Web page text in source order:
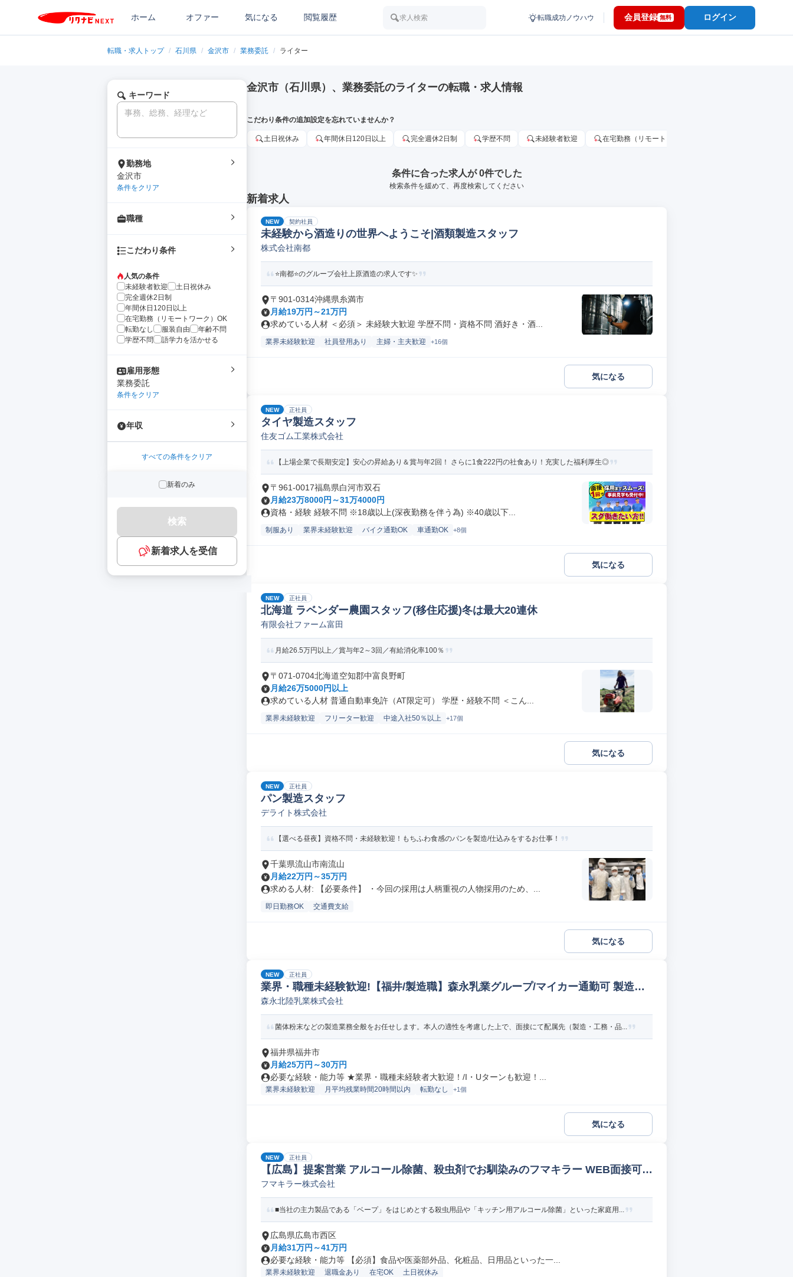
ホーム オファー 気になる 閲覧履歴 求人検索 転職成功ノウハウ 会員登録 無料 ログイン
転職・求人トップ / 石川県 / 金沢市 / 業務委託 / ライター
キーワード
勤務地
金沢市
条件をクリア
職種
こだわり条件
人気の条件
未経験者歓迎
土日祝休み
完全週休2日制
年間休日120日以上
在宅勤務（リモートワーク）OK
転勤なし
服装自由
年齢不問
学歴不問
語学力を活かせる
雇用形態
業務委託
条件をクリア
年収
すべての条件をクリア
新着のみ
検索
新着求人を受信
金沢市（石川県）、業務委託のライターの転職・求人情報
こだわり条件の追加設定を忘れていませんか？
土日祝休み 年間休日120日以上 完全週休2日制 学歴不問 未経験者歓迎 在宅勤務（リモートワーク）OK
条件に合った求人が 0件でした
検索条件を緩めて、再度検索してください
新着求人
NEW 契約社員
未経験から酒造りの世界へようこそ|酒類製造スタッフ
株式会社南都
⭐️南都⭐️のグループ会社上原酒造の求人です✨
〒901-0314沖縄県糸満市
月給19万円～21万円
求めている人材 ＜必須＞ 未経験大歓迎 学歴不問・資格不問 酒好き・酒...
業界未経験歓迎 社員登用あり 主婦・主夫歓迎 +16個
気になる
NEW 正社員
タイヤ製造スタッフ
住友ゴム工業株式会社
【上場企業で長期安定】安心の昇給あり＆賞与年2回！ さらに1食222円の社食あり！充実した福利厚生◎
〒961-0017福島県白河市双石
月給23万8000円～31万4000円
資格・経験 経験不問 ※18歳以上(深夜勤務を伴う為) ※40歳以下...
制服あり 業界未経験歓迎 バイク通勤OK 車通勤OK +8個
気になる
NEW 正社員
北海道 ラベンダー農園スタッフ(移住応援)冬は最大20連休
有限会社ファーム富田
月給26.5万円以上／賞与年2～3回／有給消化率100％
〒071-0704北海道空知郡中富良野町
月給26万5000円以上
求めている人材 普通自動車免許（AT限定可） 学歴・経験不問 ＜こん...
業界未経験歓迎 フリーター歓迎 中途入社50％以上 +17個
気になる
NEW 正社員
パン製造スタッフ
デライト株式会社
【選べる昼夜】資格不問・未経験歓迎！もちふわ食感のパンを製造/仕込みをするお仕事！
千葉県流山市南流山
月給22万円～35万円
求める人材: 【必要条件】 ・今回の採用は人柄重視の人物採用のため、...
即日勤務OK 交通費支給
気になる
NEW 正社員
業界・職種未経験歓迎!【福井/製造職】森永乳業グループ/マイカー通勤可 製造オ
ペレーター/ラインマネージャー(食品/飲料/たばこ)
森永北陸乳業株式会社
菌体粉末などの製造業務全般をお任せします。本人の適性を考慮した上で、面接にて配属先（製造・工務・品...
福井県福井市
月給25万円～30万円
必要な経験・能力等 ★業界・職種未経験者大歓迎！/I・Uターンも歓迎！...
業界未経験歓迎 月平均残業時間20時間以内 転勤なし +1個
気になる
NEW 正社員
【広島】提案営業 アルコール除菌、殺虫剤でお馴染みのフマキラー WEB面接可
日用品/アパレル/インテリア法人営業
フマキラー株式会社
■当社の主力製品である「ベープ」をはじめとする殺虫用品や「キッチン用アルコール除菌」といった家庭用...
広島県広島市西区
月給31万円～41万円
必要な経験・能力等 【必須】食品や医薬部外品、化粧品、日用品といった一...
業界未経験歓迎 退職金あり 在宅OK 土日祝休み